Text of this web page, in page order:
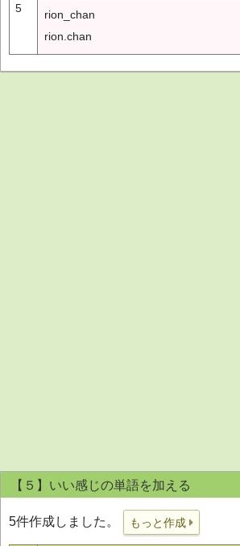
5
rion_chan
rion.chan
【５】いい感じの単語を加える
5件作成しました。 もっと作成